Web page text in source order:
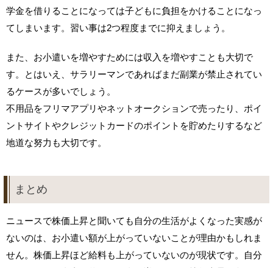
学金を借りることになっては子どもに負担をかけることになっ
てしまいます。習い事は2つ程度までに抑えましょう。
また、お小遣いを増やすためには収入を増やすことも大切で
す。とはいえ、サラリーマンであればまだ副業が禁止されてい
るケースが多いでしょう。
不用品をフリマアプリやネットオークションで売ったり、ポイ
ントサイトやクレジットカードのポイントを貯めたりするなど
地道な努力も大切です。
まとめ
ニュースで株価上昇と聞いても自分の生活がよくなった実感が
ないのは、お小遣い額が上がっていないことが理由かもしれま
せん。株価上昇ほど給料も上がっていないのが現状です。自分